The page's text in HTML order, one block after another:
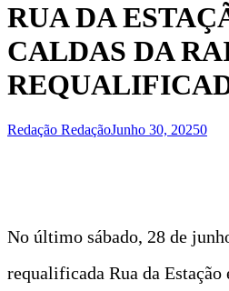
RUA DA
CALDAS DA
Redação RedaçãoJunho 30, 20250
No último sábado, 28 de
requalificada Rua da Estação